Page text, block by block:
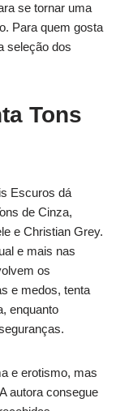
se tornar uma
Para quem gosta
seleção dos
Tons
Escuros dá
de Cinza,
e Christian Grey.
e mais nas
os
e medos, tenta
enquanto
e erotismo, mas
autora consegue